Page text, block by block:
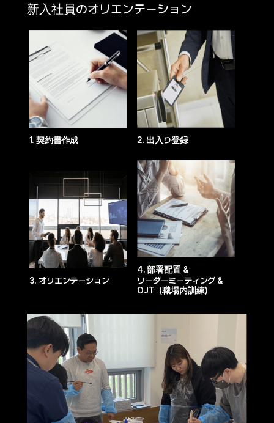
新入社員のオリエンテーション
1. 契約書作成 2. 出入り登録
3. オリエンテーション
4. 部署配置 &
リーダーミーティング &
OJT（職場内訓練）